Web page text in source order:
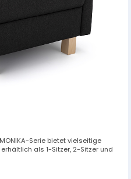
Serie bietet vielseitige
als 1-Sitzer, 2-Sitzer und